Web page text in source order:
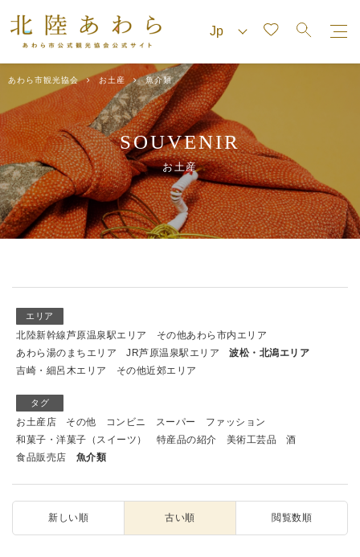
あわら市観光協会 お土産 魚介類
SOUVENIR
お土産
エリア
北陸新幹線芦原温泉駅エリア
その他あわら市内エリア
あわら湯のまちエリア
JR芦原温泉駅エリア
波松・北潟エリア
吉崎・細呂木エリア
その他近郊エリア
タグ
お土産店 その他 コンビニ スーパー
ファッション
和菓子・洋菓子（スイーツ）
特産品の紹介 美術工芸品
酒
食品販売店
魚介類
新しい順 古い順 閲覧数順